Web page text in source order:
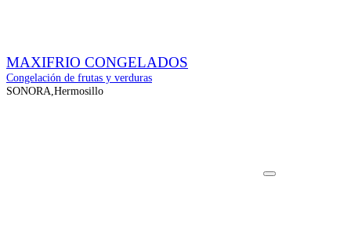
MAXIFRIO CONGELADOS
Congelación de frutas y verduras
SONORA,Hermosillo